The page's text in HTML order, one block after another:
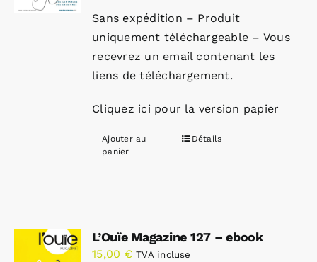
Sans expédition – Produit
uniquement téléchargeable – Vous
recevrez un email contenant les
liens de téléchargement.
Cliquez ici pour la version papier
Ajouter au
panier
Détails
L’Ouïe Magazine 127 – ebook
15,00 € TVA incluse